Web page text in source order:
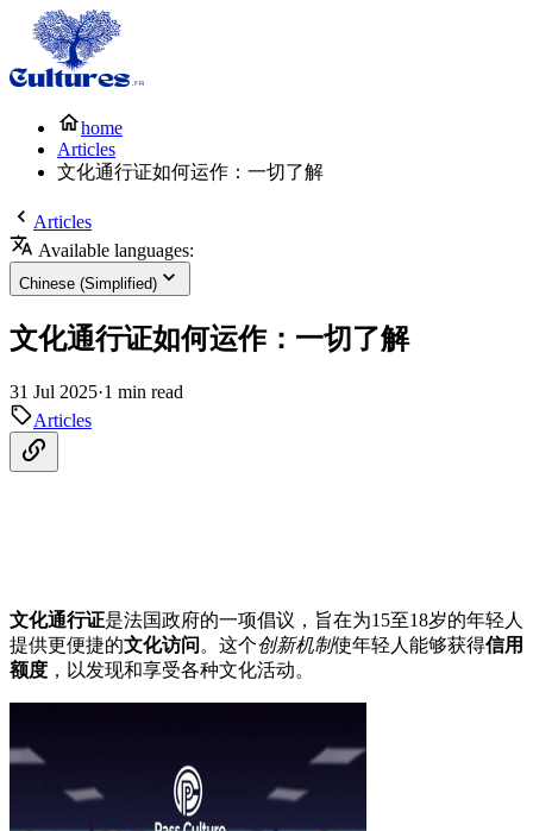
home
Articles
文化通行证如何运作：一切了解
Articles
Available languages:
Chinese (Simplified)
文化通行证如何运作：一切了解
31 Jul 2025·1 min read
Articles
文化通行证是法国政府的一项倡议，旨在为15至18岁的年轻人
提供更便捷的文化访问 。这个创新机制使年轻人能够获得信用
额度 ，以发现和享受各种文化活动。